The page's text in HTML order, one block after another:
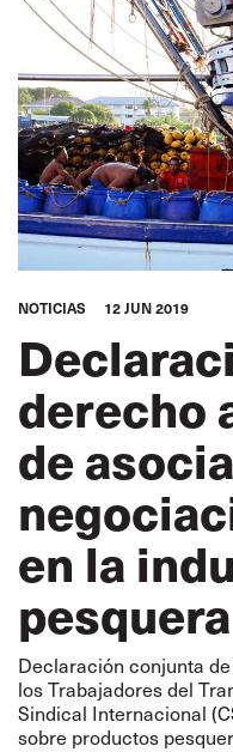
TURISMO
EUROPA
ITF ÁFRICA
ITF MUNDO ÁRABE
NOTICIAS 12 JUN 2019
derecho
de
en la
pesquera
Declaración conjunta
los Trabajadores del
Sindical Internacional
sobre productos